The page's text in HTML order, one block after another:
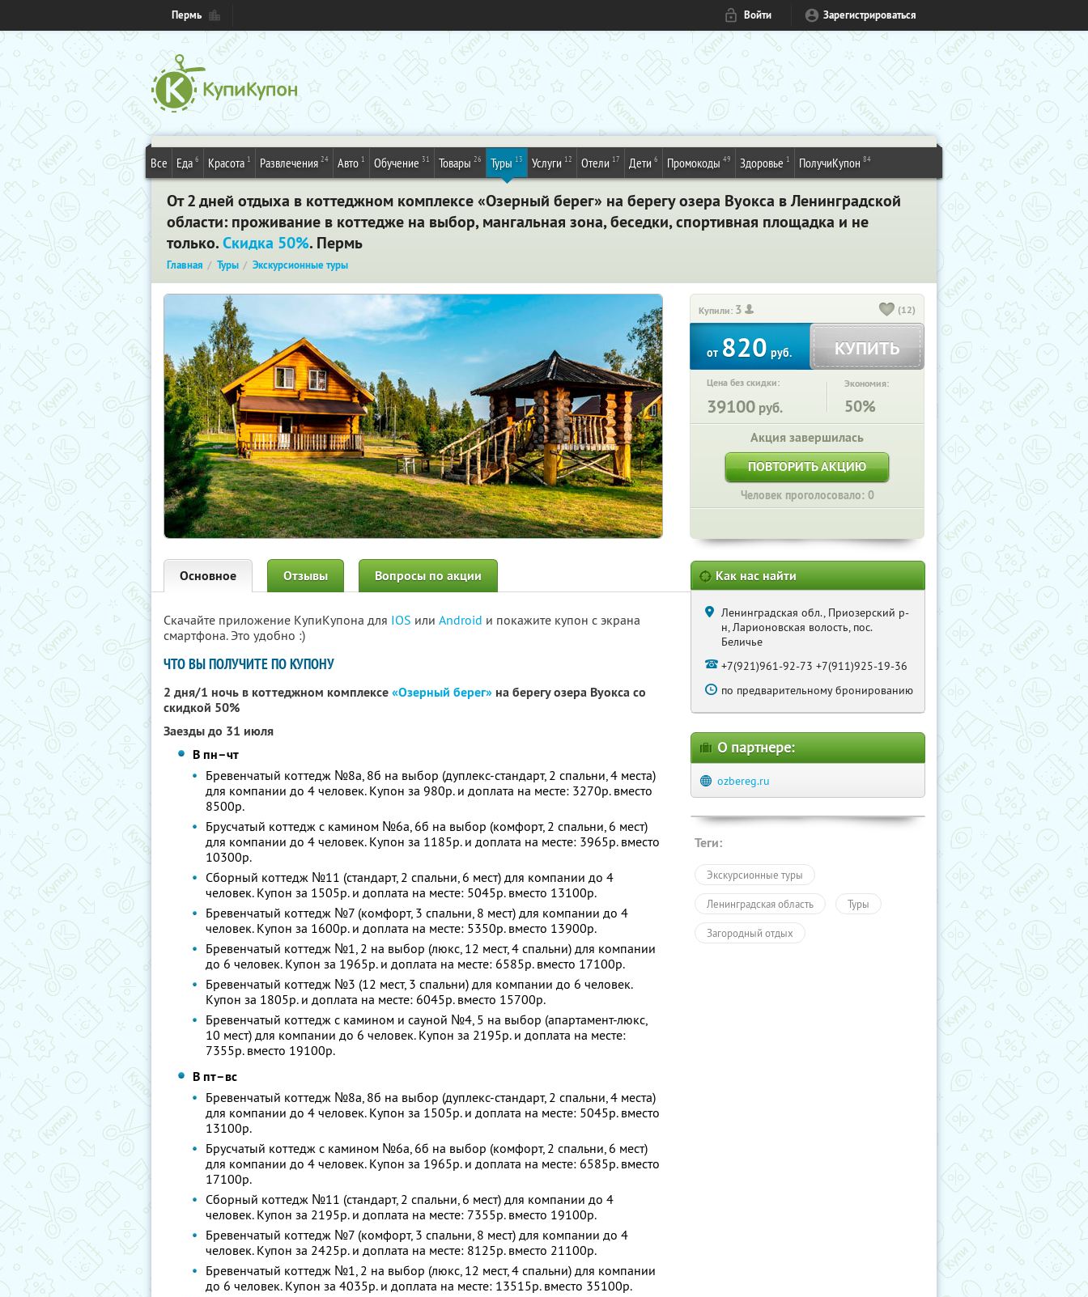
Пермь Войти Зарегистрироваться
Все Еда 6 Красота 1 Развлечения 24 Авто 1 Обучение 31 Товары 26 Туры 13 Услуги 12 Отели 17 Дети 6 Промокоды 49 Здоровье 1 ПолучиКупон 84
От 2 дней отдыха в коттеджном комплексе «Озерный берег» на берегу озера Вуокса в Ленинградской
области: проживание в коттедже на выбор, мангальная зона, беседки, спортивная площадка и не
только.Скидка 50%. Пермь
Главная Туры Экскурсионные туры
Купили: 3 (12)
от820руб. КУПИТЬ
Цена без скидки:
39100 руб.
Экономия:
50%
Акция завершилась
ПОВТОРИТЬ АКЦИЮ
Человек проголосовало: 0
Основное Отзывы Вопросы по акции
Скачайте приложение КупиКупона для IOS или Android и покажите купон с экрана
смартфона. Это удобно :)
ЧТО ВЫ ПОЛУЧИТЕ ПО КУПОНУ
2 дня/1 ночь в коттеджном комплексе«Озерный берег» на берегу озера Вуокса со
скидкой 50%
Заезды до 31 июля
В пн–чт
Бревенчатый коттедж №8а, 8б на выбор (дуплекс-стандарт, 2 спальни, 4 места)
для компании до 4 человек. Купон за 980р. и доплата на месте: 3270р. вместо
8500р.
Брусчатый коттедж с камином №6а, 6б на выбор (комфорт, 2 спальни, 6 мест)
для компании до 4 человек. Купон за 1185р. и доплата на месте: 3965р. вместо
10300р.
Сборный коттедж №11 (стандарт, 2 спальни, 6 мест) для компании до 4
человек. Купон за 1505р. и доплата на месте: 5045р. вместо 13100р.
Бревенчатый коттедж №7 (комфорт, 3 спальни, 8 мест) для компании до 4
человек. Купон за 1600р. и доплата на месте: 5350р. вместо 13900р.
Бревенчатый коттедж №1, 2 на выбор (люкс, 12 мест, 4 спальни) для компании
до 6 человек. Купон за 1965р. и доплата на месте: 6585р. вместо 17100р.
Бревенчатый коттедж №3 (12 мест, 3 спальни) для компании до 6 человек.
Купон за 1805р. и доплата на месте: 6045р. вместо 15700р.
Бревенчатый коттедж с камином и сауной №4, 5 на выбор (апартамент-люкс,
10 мест) для компании до 6 человек. Купон за 2195р. и доплата на месте:
7355р. вместо 19100р.
В пт–вс
Бревенчатый коттедж №8а, 8б на выбор (дуплекс-стандарт, 2 спальни, 4 места)
для компании до 4 человек. Купон за 1505р. и доплата на месте: 5045р. вместо
13100р.
Брусчатый коттедж с камином №6а, 6б на выбор (комфорт, 2 спальни, 6 мест)
для компании до 4 человек. Купон за 1965р. и доплата на месте: 6585р. вместо
17100р.
Сборный коттедж №11 (стандарт, 2 спальни, 6 мест) для компании до 4
человек. Купон за 2195р. и доплата на месте: 7355р. вместо 19100р.
Бревенчатый коттедж №7 (комфорт, 3 спальни, 8 мест) для компании до 4
человек. Купон за 2425р. и доплата на месте: 8125р. вместо 21100р.
Бревенчатый коттедж №1, 2 на выбор (люкс, 12 мест, 4 спальни) для компании
до 6 человек. Купон за 4035р. и доплата на месте: 13515р. вместо 35100р.
Как нас найти
Ленинградская обл., Приозерский р-
н, Ларионовская волость, пос.
Беличье
+7(921)961-92-73 +7(911)925-19-36
по предварительному бронированию
О партнере:
ozbereg.ru
Теги:
Экскурсионные туры
Ленинградская область Туры
Загородный отдых